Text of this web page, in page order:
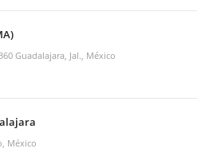
Guadalajara, Jal., México
México